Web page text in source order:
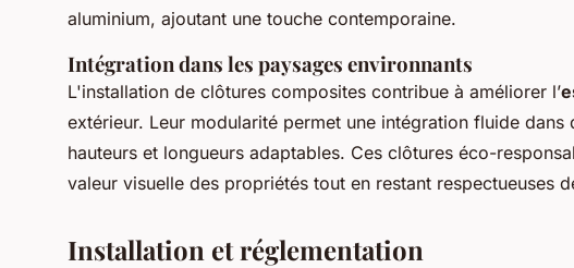
aluminium, ajoutant une touche contemporaine.
Intégration dans les paysages environnants
L'installation de clôtures composites contribue à améliorer l’
extérieur. Leur modularité permet une intégration fluide
hauteurs et longueurs adaptables. Ces clôtures éco-
valeur visuelle des propriétés tout en restant respectueuses
Installation et réglementation